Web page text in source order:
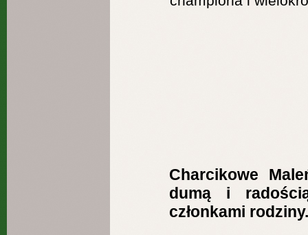
Charcikowe
dumą i
członkami rodziny.